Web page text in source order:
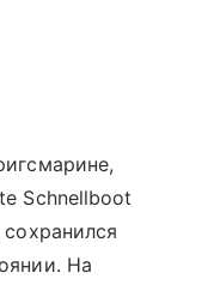
Schnellboot
На